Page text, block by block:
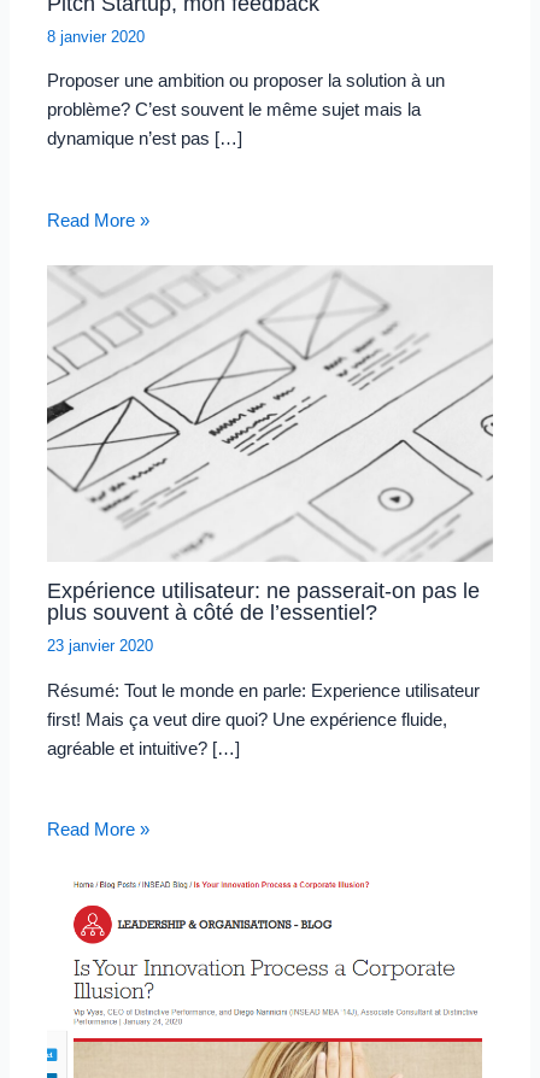
8 janvier 2020
Proposer une ambition ou proposer la solution à un
problème? C’est souvent le même sujet mais la
dynamique n’est pas […]
Read More »
Expérience utilisateur: ne passerait-on pas le
plus souvent à côté de l’essentiel?
23 janvier 2020
Résumé: Tout le monde en parle: Experience utilisateur
first! Mais ça veut dire quoi? Une expérience fluide,
agréable et intuitive? […]
Read More »